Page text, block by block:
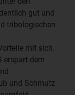
gut und
tribologischen
mit sich.
erspart dem
und Schmutz